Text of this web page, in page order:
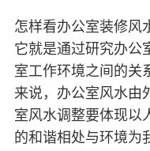
怎样看办公室装修风
它就是通过研究办公
室工作环境之间的关
来说，办公室风水由
室风水调整要体现以
的和谐相处与环境为